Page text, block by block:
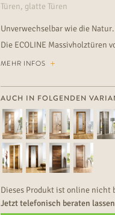
Türen, glatte Türen
Unverwechselbar wie die Natur.
Die ECOLINE Massivholztüren
MEHR INFOS
AUCH IN FOLGENDEN
Dieses Produkt ist online nicht
Jetzt telefonisch beraten